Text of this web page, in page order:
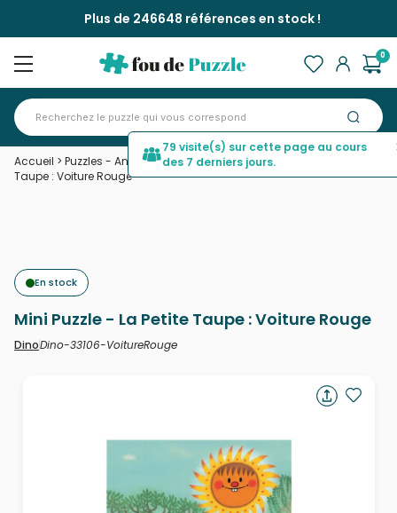
Plus de 246648 références en stock !
0
Accueil > Puzzles - Animaux en BD et dessins>Mini Puzzle - La Petite
Taupe : Voiture Rouge
En stock
Mini Puzzle - La Petite Taupe : Voiture Rouge
DinoDino-33106-VoitureRouge
79 visite(s) sur cette page au cours
des 7 derniers jours.